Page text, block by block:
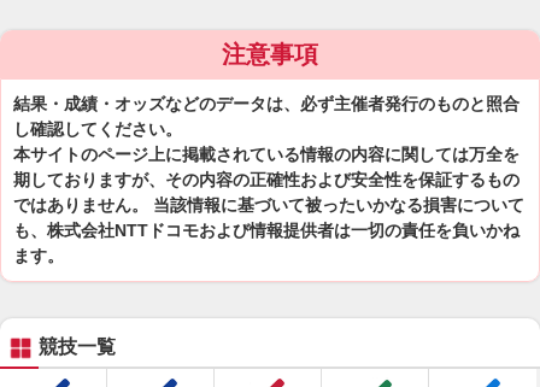
注意事項
結果・成績・オッズなどのデータは、必ず主催者発行のものと照合
し確認してください。
本サイトのページ上に掲載されている情報の内容に関しては万全を
期しておりますが、その内容の正確性および安全性を保証するもの
ではありません。 当該情報に基づいて被ったいかなる損害について
も、株式会社NTTドコモおよび情報提供者は一切の責任を負いかね
ます。
競技一覧